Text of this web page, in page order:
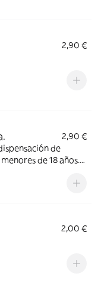
2,90 €
2,90 €
de
de 18 años.
2,00 €